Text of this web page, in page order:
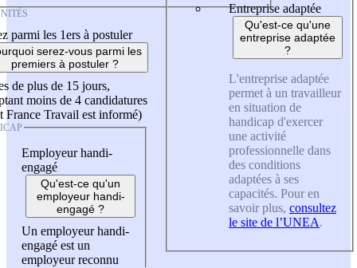
parmi les 1ers à postuler
serez-vous parmi les
premiers à postuler ?
de plus de 15 jours,
moins de 4 candidatures
France Travail est informé)
Employeur handi-
engagé
Qu'est-ce qu'un
employeur handi-
engagé ?
Un employeur handi-
engagé est un
employeur reconnu
Entreprise adaptée
Qu'est-ce qu'une
entreprise adaptée
?
L'entreprise adaptée
permet à un travailleur
en situation de
handicap d'exercer
une activité
professionnelle dans
des conditions
adaptées à ses
capacités. Pour en
savoir plus, consultez
le site de l’UNEA.